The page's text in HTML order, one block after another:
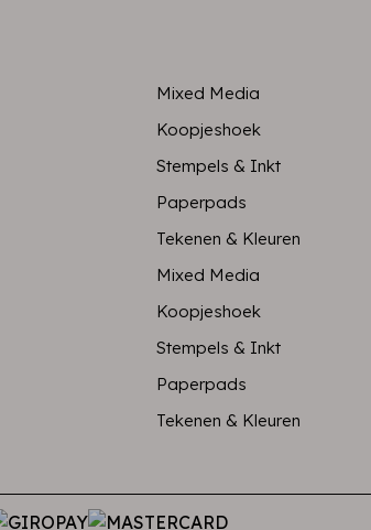
Mixed Media
Koopjeshoek
Stempels & Inkt
Paperpads
Tekenen & Kleuren
Mixed Media
Koopjeshoek
Stempels & Inkt
Paperpads
Tekenen & Kleuren